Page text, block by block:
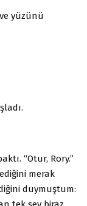
yüzünü
“Otur, Rory.”
merak
duymuştum: